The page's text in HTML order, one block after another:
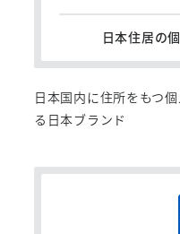
日本住居の
日本国内に住所をもつ
る日本ブランド